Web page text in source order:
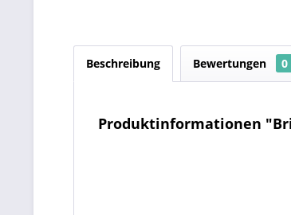
Beschreibung Bewertungen 0
Produktinformationen